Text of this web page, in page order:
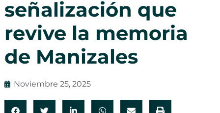
señalización que
revive la memoria
de Manizales
Noviembre 25, 2025